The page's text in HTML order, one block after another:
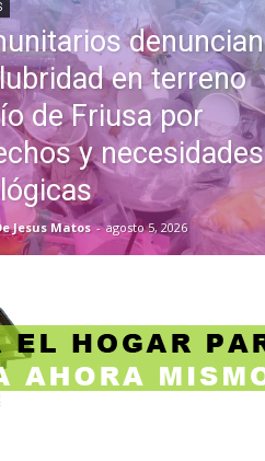
denuncian
en terreno
de Friusa por
y necesidades
Jesus Matos - agosto 5, 2026